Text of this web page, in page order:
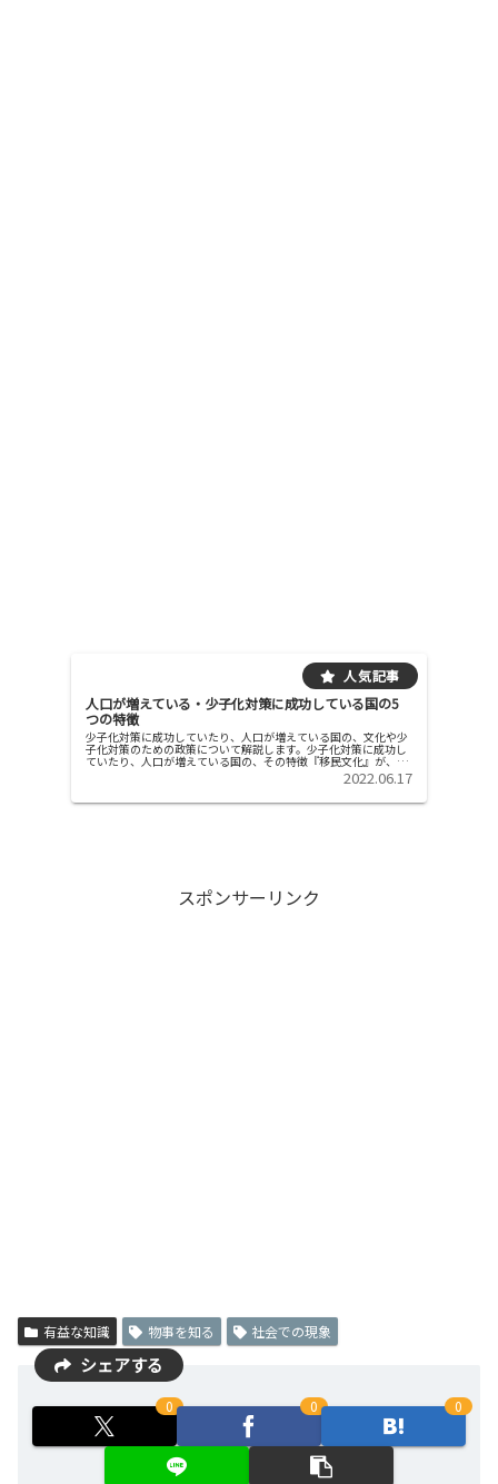
人口が増えている・少子化対策に成功している国の5
つの特徴
少子化対策に成功していたり、人口が増えている国の、文化や少
子化対策のための政策について解説します。少子化対策に成功し
ていたり、人口が増えている国の、その特徴『移民文化』が、そ
の国の文化として定着している 「外国から積極的に移民を受け入
2022.06.17
スポンサーリンク
有益な知識 物事を知る 社会での現象
シェアする
0 0 0